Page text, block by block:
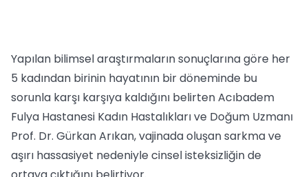
Yapılan bilimsel araştırmaların sonuçlarına göre her
5 kadından birinin hayatının bir döneminde bu
sorunla karşı karşıya kaldığını belirten Acıbadem
Fulya Hastanesi Kadın Hastalıkları ve Doğum Uzmanı
Prof. Dr. Gürkan Arıkan, vajinada oluşan sarkma ve
aşırı hassasiyet nedeniyle cinsel isteksizliğin de